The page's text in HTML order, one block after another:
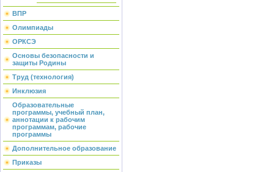
ВПР
Олимпиады
ОРКСЭ
Основы безопасности и
защиты Родины
Труд (технология)
Инклюзия
Образовательные
программы, учебный план,
аннотации к рабочим
программам, рабочие
программы
Дополнительное образование
Приказы